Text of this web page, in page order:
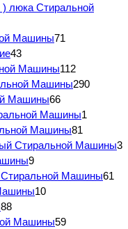
) люка Стиральной
Машины71
43
Машины112
Машины290
Машины66
Машины1
Машины81
Стиральной Машины3
9
Машины61
10
88
Машины59